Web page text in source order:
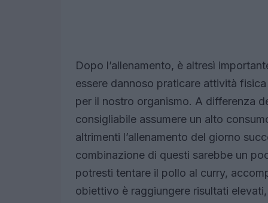
Dopo l’allenamento, è altresì
essere dannoso praticare attività
per il nostro organismo. A differenza
consigliabile assumere un alto
altrimenti l’allenamento del giorno
combinazione di questi sarebbe un
potresti tentare il pollo al curry,
obiettivo è raggiungere risultati